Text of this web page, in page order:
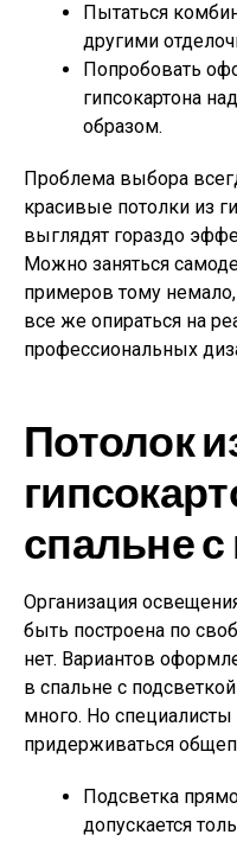
Пытаться
другими
Попробовать
гипсокартона
образом.
Проблема выбора
красивые потолки из
выглядят гораздо
Можно заняться
примеров тому
все же опираться на
профессиональных
Потолок
спальне
Организация
быть построена по
нет. Вариантов
в спальне с
много. Но
придерживаться
Подсветка
допускается